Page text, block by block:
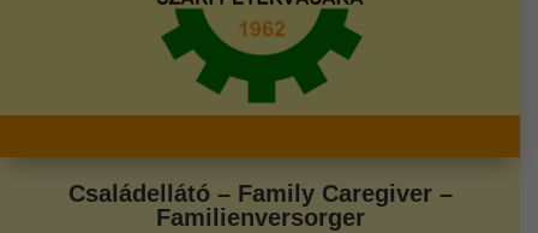
Családellátó – Family Caregiver –
Familienversorger